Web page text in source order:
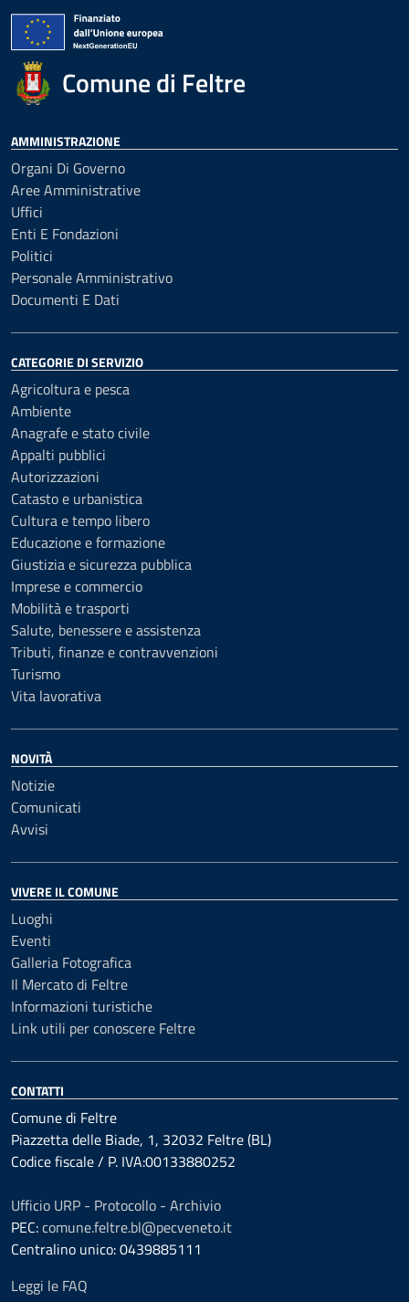
Comune di Feltre
AMMINISTRAZIONE
Organi Di Governo
Aree Amministrative
Uffici
Enti E Fondazioni
Politici
Personale Amministrativo
Documenti E Dati
CATEGORIE DI SERVIZIO
Agricoltura e pesca
Ambiente
Anagrafe e stato civile
Appalti pubblici
Autorizzazioni
Catasto e urbanistica
Cultura e tempo libero
Educazione e formazione
Giustizia e sicurezza pubblica
Imprese e commercio
Mobilità e trasporti
Salute, benessere e assistenza
Tributi, finanze e contravvenzioni
Turismo
Vita lavorativa
NOVITÀ
Notizie
Comunicati
Avvisi
VIVERE IL COMUNE
Luoghi
Eventi
Galleria Fotografica
Il Mercato di Feltre
Informazioni turistiche
Link utili per conoscere Feltre
CONTATTI
Comune di Feltre
Piazzetta delle Biade, 1, 32032 Feltre (BL)
Codice fiscale / P. IVA:00133880252
Ufficio URP - Protocollo - Archivio
PEC:comune.feltre.bl@pecveneto.it
Centralino unico: 0439885111
Leggi le FAQ